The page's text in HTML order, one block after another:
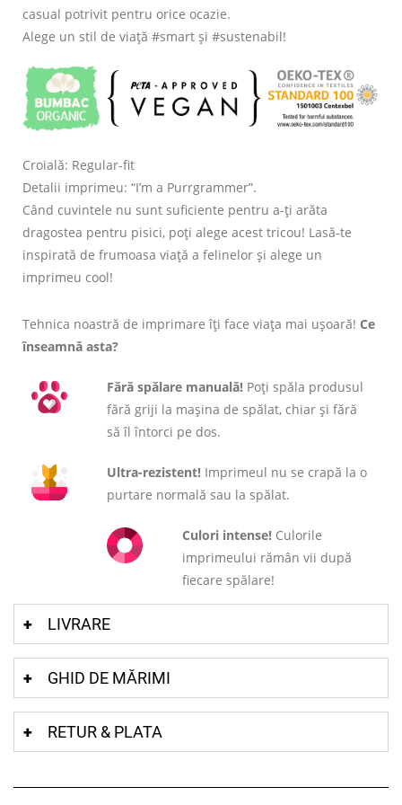
casual potrivit pentru orice ocazie.
Alege un stil de viață #smart și #sustenabil!
Croială: Regular-fit
Detalii imprimeu: “I’m a Purrgrammer”.
Când cuvintele nu sunt suficiente pentru a-ți arăta
dragostea pentru pisici, poți alege acest tricou! Lasă-te
inspirată de frumoasa viață a felinelor și alege un
imprimeu cool!
Tehnica noastră de imprimare îți face viața mai ușoară! Ce
înseamnă asta?
Fără spălare manuală! Poți spăla produsul
fără griji la mașina de spălat, chiar și fără
să îl întorci pe dos.
Ultra-rezistent! Imprimeul nu se crapă la o
purtare normală sau la spălat.
Culori intense! Culorile
imprimeului rămân vii după
fiecare spălare!
LIVRARE
GHID DE MĂRIMI
RETUR & PLATA